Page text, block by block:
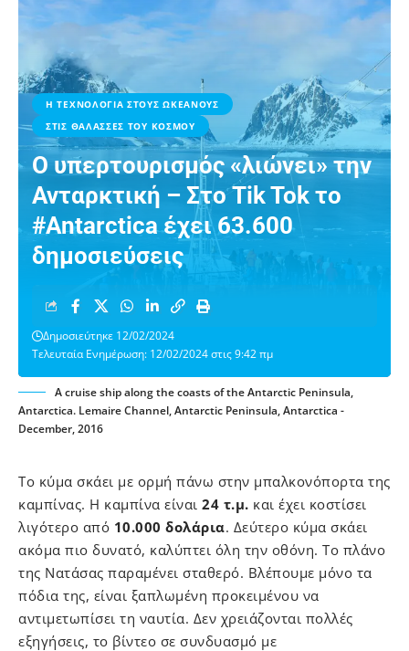
Η ΤΕΧΝΟΛΟΓΙΑ ΣΤΟΥΣ ΩΚΕΑΝΟΥΣ
ΣΤΙΣ ΘΑΛΑΣΣΕΣ ΤΟΥ ΚΟΣΜΟΥ
Ο υπερτουρισμός «λιώνει» την
Ανταρκτική – Στο Tik Tok το
#Antarctica έχει 63.600
δημοσιεύσεις
Τελευταία Ενημέρωση: 12/02/2024 στις 9:42 πμ
Δημοσιεύτηκε 12/02/2024
A cruise ship along the coasts of the Antarctic Peninsula,
Antarctica. Lemaire Channel, Antarctic Peninsula, Antarctica -
December, 2016
Το κύμα σκάει με ορμή πάνω στην μπαλκονόπορτα της
καμπίνας. Η καμπίνα είναι 24 τ.μ. και έχει κοστίσει
λιγότερo από 10.000 δολάρια. Δεύτερο κύμα σκάει
ακόμα πιο δυνατό, καλύπτει όλη την οθόνη. Το πλάνο
της Νατάσας παραμένει σταθερό. Βλέπουμε μόνο τα
πόδια της, είναι ξαπλωμένη προκειμένου να
αντιμετωπίσει τη ναυτία. Δεν χρειάζονται πολλές
εξηγήσεις, το βίντεο σε συνδυασμό με